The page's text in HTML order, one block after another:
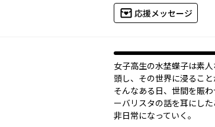
応援メッセージ
女子高生の水埜蝶子は素
頭し、その世界に浸ること
そんなある日、世間を賑
ーバリスタの話を耳にし
非日常になっていく。